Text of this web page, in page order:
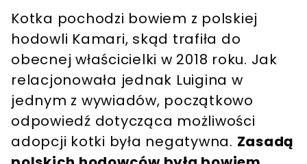
Kotka pochodzi bowiem z polskiej
hodowli Kamari, skąd trafiła do
obecnej właścicielki w 2018 roku. Jak
relacjonowała jednak Luigina w
jednym z wywiadów, początkowo
odpowiedź dotycząca możliwości
adopcji kotki była negatywna. Zasadą